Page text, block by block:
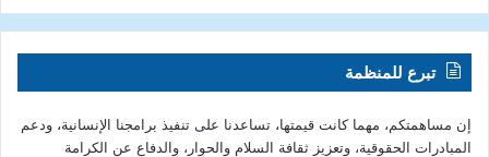
تبرع للمنظمة
إن مساهمتكم، مهما كانت قيمتها، تساعدنا على تنفيذ برامجنا الإنسانية، ودعم
المبادرات الحقوقية، وتعزيز ثقافة السلام والحوار، والدفاع عن الكرامة